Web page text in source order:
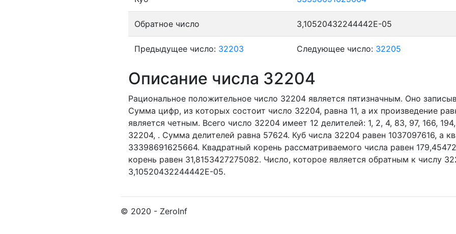
Обратное число 3,10520432244442E-05
Предыдущее число: 32203 Следующее число: 32205
Описание числа 32204
Рациональное положительное число 32204 является пятизначным. Оно
Сумма цифр, из которых состоит число 32204, равна 11, а их произведение
является четным. Всего число 32204 имеет 12 делителей: 1, 2, 4, 83, 97, 166, 194,
32204, . Сумма делителей равна 57624. Куб числа 32204 равен 1037097616, а
33398691625664. Квадратный корень рассматриваемого числа равен
корень равен 31,8153427275082. Число, которое является обратным к числу
3,10520432244442E-05.
© 2020 - ZeroInf